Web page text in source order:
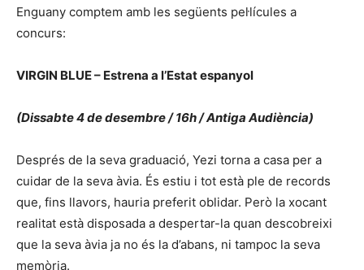
Enguany comptem amb les següents pel·lícules a
concurs:
VIRGIN BLUE – Estrena a l’Estat espanyol
(Dissabte 4 de desembre / 16h / Antiga Audiència)
Després de la seva graduació, Yezi torna a casa per a
cuidar de la seva àvia. És estiu i tot està ple de records
que, fins llavors, hauria preferit oblidar. Però la xocant
realitat està disposada a despertar-la quan descobreixi
que la seva àvia ja no és la d’abans, ni tampoc la seva
memòria.